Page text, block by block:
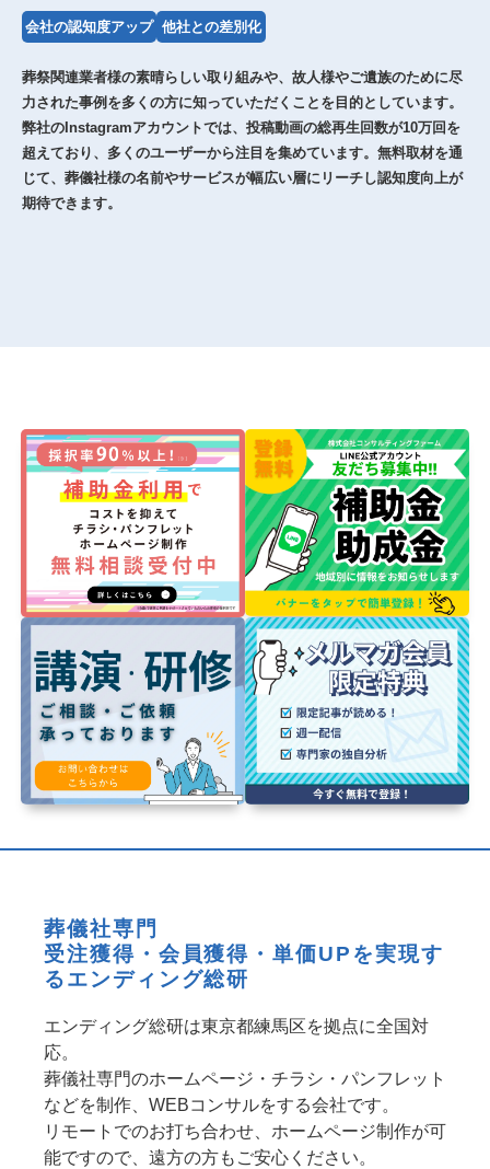
会社の認知度アップ 他社との差別化
葬祭関連業者様の素晴らしい取り組みや、故人様やご遺族のために尽
力された事例を多くの方に知っていただくことを目的としています。
弊社のInstagramアカウントでは、投稿動画の総再生回数が10万回を
超えており、多くのユーザーから注目を集めています。無料取材を通
じて、葬儀社様の名前やサービスが幅広い層にリーチし認知度向上が
期待できます。
葬儀社専門
受注獲得・会員獲得・単価UPを実現す
るエンディング総研
エンディング総研は東京都練馬区を拠点に全国対
応。
葬儀社専門のホームページ・チラシ・パンフレット
などを制作、WEBコンサルをする会社です。
リモートでのお打ち合わせ、ホームページ制作が可
能ですので、遠方の方もご安心ください。